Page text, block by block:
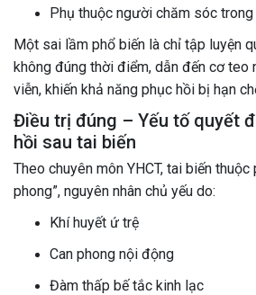
Phụ thuộc người chăm sóc
Một sai lầm phổ biến là chỉ tập luyện
không đúng thời điểm, dẫn đến cơ teo
viễn, khiến khả năng phục hồi bị hạn
Điều trị đúng – Yếu tố quyết
hồi sau tai biến
Theo chuyên môn YHCT, tai biến thuộc
phong”, nguyên nhân chủ yếu do:
Khí huyết ứ trệ
Can phong nội động
Đàm thấp bế tắc kinh lạc